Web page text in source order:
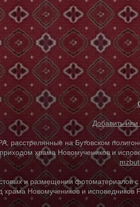
Добавить
на Бутовском полигоне
приходом храма Новомучеников и
и размещении фотоматериалов
Новомучеников и исповедников